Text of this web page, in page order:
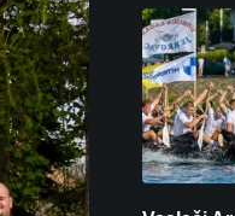
plaće